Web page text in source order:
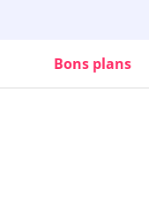
Bons plans